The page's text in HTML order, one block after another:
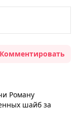
Комментировать
Роману
шайб за